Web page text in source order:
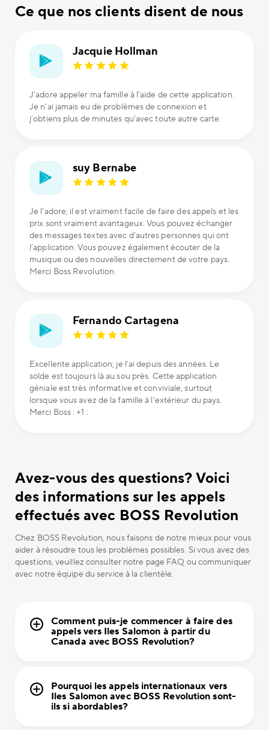
Ce que nos clients disent de nous
Jacquie Hollman
J’adore appeler ma famille à l’aide de cette application.
Je n’ai jamais eu de problèmes de connexion et
j’obtiens plus de minutes qu’avec toute autre carte.
suy Bernabe
Je l’adore; il est vraiment facile de faire des appels et les
prix sont vraiment avantageux. Vous pouvez échanger
des messages textes avec d’autres personnes qui ont
l’application. Vous pouvez également écouter de la
musique ou des nouvelles directement de votre pays.
Merci Boss Revolution.
Fernando Cartagena
Excellente application; je l’ai depuis des années. Le
solde est toujours là au sou près. Cette application
géniale est très informative et conviviale, surtout
lorsque vous avez de la famille à l’extérieur du pays.
Merci Boss : +1 :
Avez-vous des questions? Voici
des informations sur les appels
effectués avec BOSS Revolution
Chez BOSS Revolution, nous faisons de notre mieux pour vous
aider à résoudre tous les problèmes possibles. Si vous avez des
questions, veuillez consulter notre page FAQ ou communiquer
avec notre équipe du service à la clientèle.
Comment puis-je commencer à faire des
appels vers Iles Salomon à partir du
Canada avec BOSS Revolution?
Pourquoi les appels internationaux vers
Iles Salomon avec BOSS Revolution sont-
ils si abordables?